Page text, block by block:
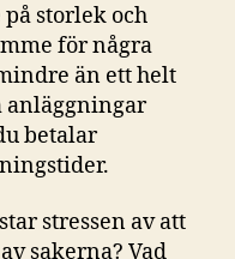
storlek och
för några
än ett helt
anläggningar
betalar
stressen av att
sakerna? Vad